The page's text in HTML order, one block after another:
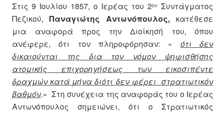
Στις 9 Ιουλίου 1857, ο Ιερέας του 2ου Συντάγματος
Πεζικού,Παναγιώτης Αντωνόπουλος,κατέθεσε
μια αναφορά προς την Διοίκησή του, όπου
ανέφερε, ότι τον πληροφόρησαν: « ότι δεν
δικαιούνται της δια τον νόμον ψηφισθήσης
ατομικής επιχορηγήσεως των εικοσιπέντε
δραχμών κατά μήνα διότι δεν φέρει στρατιωτικόν
βαθμόν.» Στη συνέχεια της αναφοράς του ο Ιερέας
Αντωνόπουλος σημειώνει, ότι ο Στρατιωτικός